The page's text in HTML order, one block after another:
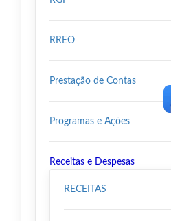
RREO
Prestação de Contas
Programas e Ações
Receitas e Despesas
RECEITAS